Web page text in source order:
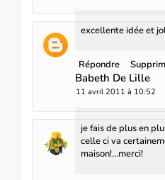
excellente idée et
Répondre
Babeth De Lille
11 avril 2011 à 10:52
je fais de plus en
celle ci va
maison!...merci!